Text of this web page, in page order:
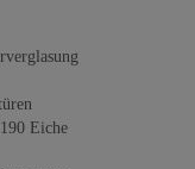
Eiche